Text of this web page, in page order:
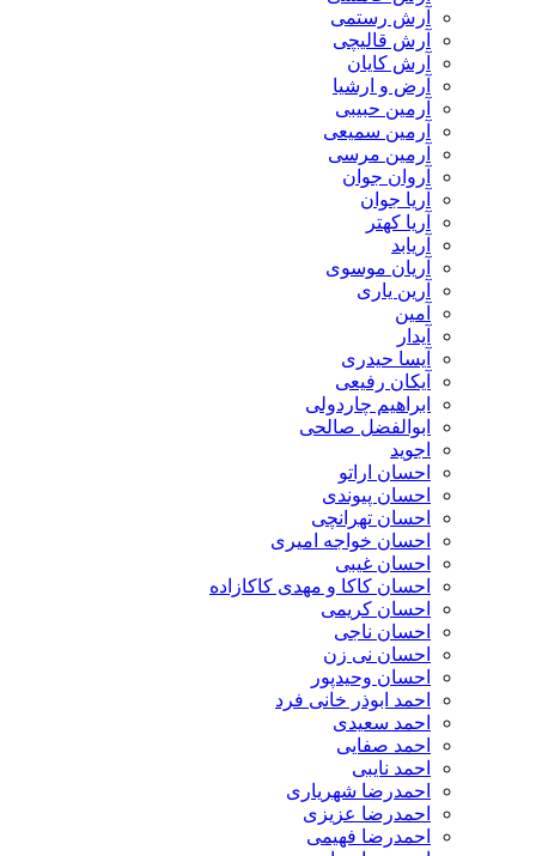
آرش رستمی
آرش قالیچی
آرش کایان
​آرض و ارشیا
آرمین حبیبی
آرمین سمیعی
آرمین مرسی
آروان جوان
آریا جوان
آریا کهتر
آریابد
آریان موسوی
آرین یاری
آمین
آیدار
آیسا حیدری
آیکان رفیعی
ابراهیم چاردولی
ابوالفضل صالحی
اجوید
احسان اراتو
احسان پیوندی
احسان تهرانچی
احسان خواجه امیری
احسان غیبی
احسان کاکا و مهدی کاکازاده
احسان کریمی
احسان ناجی
احسان نی زن
احسان وحیدپور
احمد ابوذر خانی فرد
احمد سعیدی
احمد صفایی
احمد نایبی
احمدرضا شهریاری
احمدرضا عزیزی
احمدرضا فهیمی